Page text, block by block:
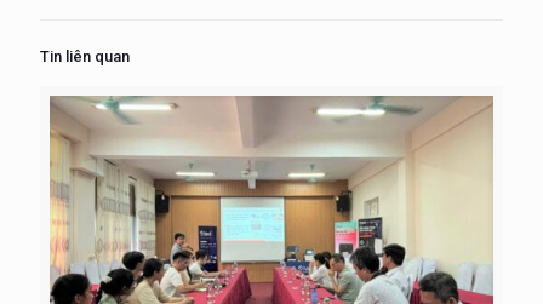
Tin liên quan